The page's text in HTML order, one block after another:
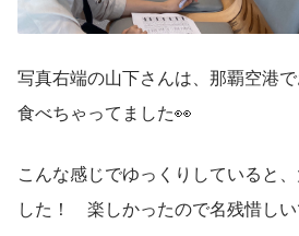
写真右端の山下さんは、那覇空港
食べちゃってました👀
こんな感じでゆっくりしていると
した！　楽しかったので名残惜し